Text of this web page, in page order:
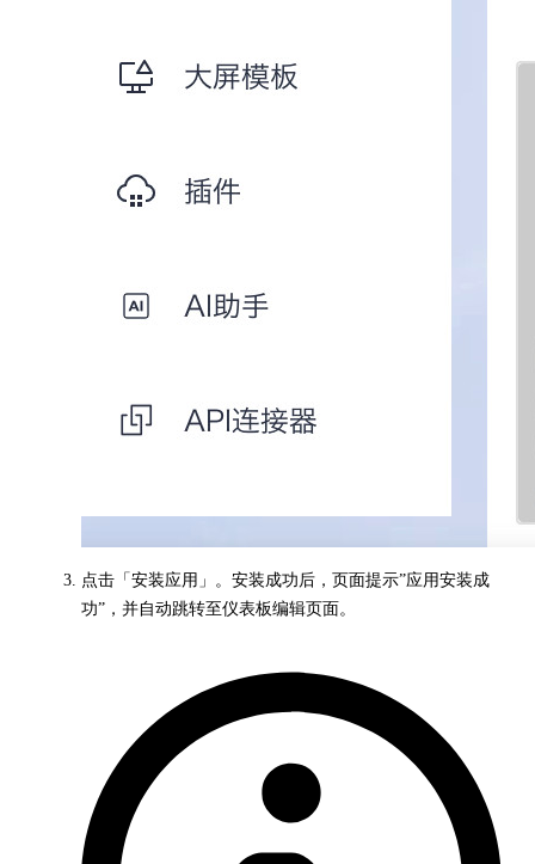
点击「安装应用」。安装成功后，页面提示”应用安装成
功”，并自动跳转至仪表板编辑页面。